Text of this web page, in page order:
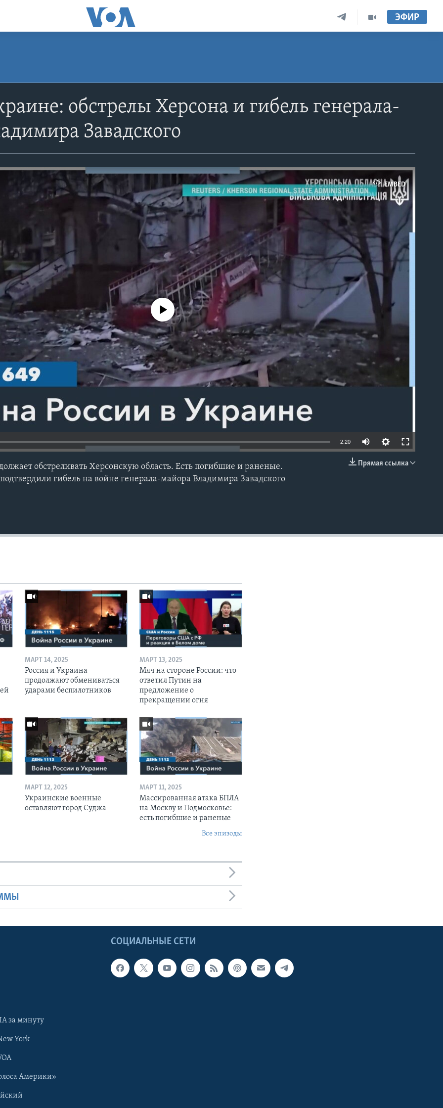
ЭФИР
обстрелы Херсона и гибель генерала-
Завадского
EMBED
No media source currently available
2:20
Прямая ссылка
обстреливать Херсонскую область. Есть погибшие и раненые.
гибель на войне генерала-майора Владимира Завадского
МАРТ 14, 2025
Россия и Украина
продолжают обмениваться
ударами беспилотников
МАРТ 13, 2025
Мяч на стороне России: что
ответил Путин на
предложение о
прекращении огня
МАРТ 12, 2025
Украинские военные
оставляют город Суджа
МАРТ 11, 2025
Массированная атака БПЛА
на Москву и Подмосковье:
есть погибшие и раненые
Все эпизоды
СОЦИАЛЬНЫЕ СЕТИ
за минуту
York
Америки»